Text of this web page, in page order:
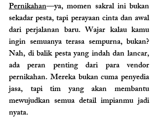
Pernikahan—ya, momen sakral ini bukan
sekadar pesta, tapi perayaan cinta dan awal
dari perjalanan baru. Wajar kalau kamu
ingin semuanya terasa sempurna, bukan?
Nah, di balik pesta yang indah dan lancar,
ada peran penting dari para vendor
pernikahan. Mereka bukan cuma penyedia
jasa, tapi tim yang akan membantu
mewujudkan semua detail impianmu jadi
nyata.